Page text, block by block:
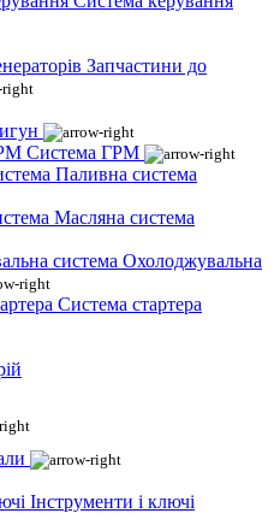
Запчастини до
Система ГРМ
Паливна система
Масляна система
Охолоджувальна
Система стартера
Інструменти і ключі